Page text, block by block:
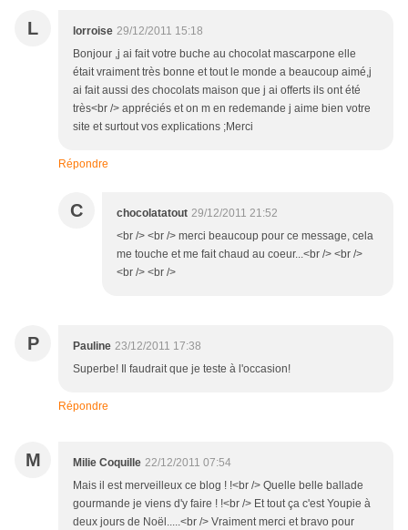
L lorroise 29/12/2011 15:18
Bonjour ,j ai fait votre buche au chocolat mascarpone elle
était vraiment très bonne et tout le monde a beaucoup aimé,j
ai fait aussi des chocolats maison que j ai offerts ils ont été
très<br /> appréciés et on m en redemande j aime bien votre
site et surtout vos explications ;Merci
Répondre
C chocolatatout 29/12/2011 21:52
<br /> <br /> merci beaucoup pour ce message, cela
me touche et me fait chaud au coeur...<br /> <br />
<br /> <br />
P Pauline 23/12/2011 17:38
Superbe! Il faudrait que je teste à l'occasion!
Répondre
M Milie Coquille 22/12/2011 07:54
Mais il est merveilleux ce blog ! !<br /> Quelle belle ballade
gourmande je viens d'y faire ! !<br /> Et tout ça c'est Youpie à
deux jours de Noël.....<br /> Vraiment merci et bravo pour